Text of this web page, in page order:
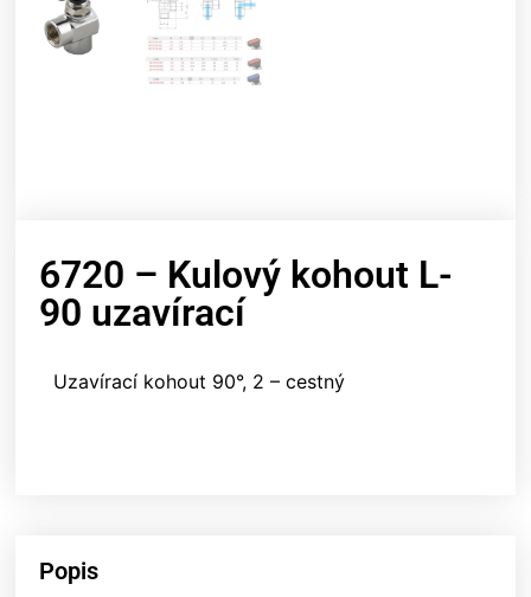
6720 – Kulový kohout L-
90 uzavírací
Uzavírací kohout 90°, 2 – cestný
Popis